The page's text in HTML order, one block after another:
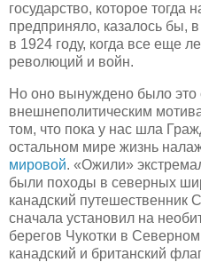
государство, которое тогда
предприняло, казалось бы,
в 1924 году, когда все еще
революций и войн.
Но оно вынуждено было это
внешнеполитическим
том, что пока у нас шла
остальном мире жизнь
мировой. «Ожили»
были походы в северных
канадский путешественник
сначала установил на
берегов Чукотки в
канадский и британский